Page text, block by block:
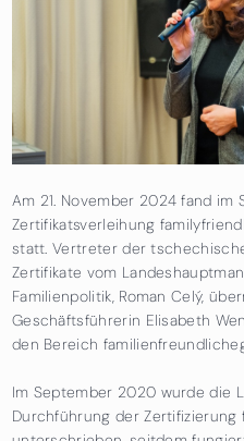
Am 21. November 2024 fand im
Zertifikatsverleihung
statt. Vertreter der
Zertifikate vom
Familienpolitik, Roman Celý,
Geschäftsführerin Elisabeth
den Bereich
Im September 2020 wurde die
Durchführung der